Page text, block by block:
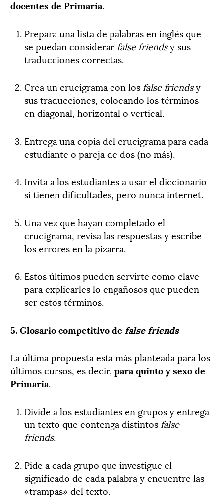
docentes de Primaria.
Prepara una lista de palabras en inglés que
se puedan considerar false friendsy sus
traducciones correctas.
Crea un crucigrama con los false friendsy
sus traducciones, colocando los términos
en diagonal, horizontal o vertical.
Entrega una copia del crucigrama para cada
estudiante o pareja de dos (no más).
Invita a los estudiantes a usar el diccionario
si tienen dificultades, pero nunca internet.
Una vez que hayan completado el
crucigrama, revisa las respuestas y escribe
los errores en la pizarra.
Estos últimos pueden servirte como clave
para explicarles lo engañosos que pueden
ser estos términos.
5. Glosario competitivo de false friends
La última propuesta está más planteada para los
últimos cursos, es decir, para quinto y sexo de
Primaria.
Divide a los estudiantes en grupos y entrega
un texto que contenga distintos false
friends.
Pide a cada grupo que investigue el
significado de cada palabra y encuentre las
«trampas» del texto.